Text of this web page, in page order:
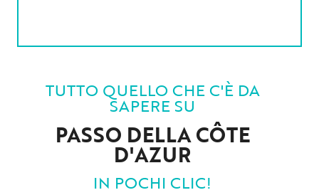
TUTTO QUELLO CHE C'È DA
SAPERE SU
PASSO DELLA CÔTE
D'AZUR
IN POCHI CLIC!